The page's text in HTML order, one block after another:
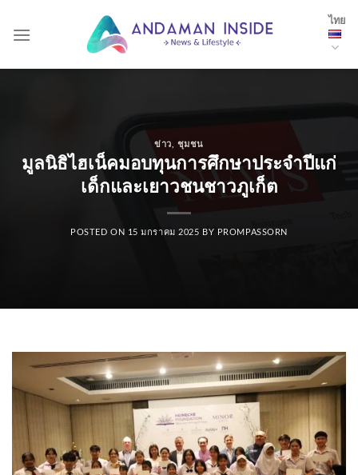
ไทย
ข่าว ชุมชน
มูลนิธิไฮเน็คมอบทุนการศึกษาประจำปีแก่
เด็กและเยาวชนชาวภูเก็ต
POSTED ON 15 มกราคม 2025 BY PROMPASSORN